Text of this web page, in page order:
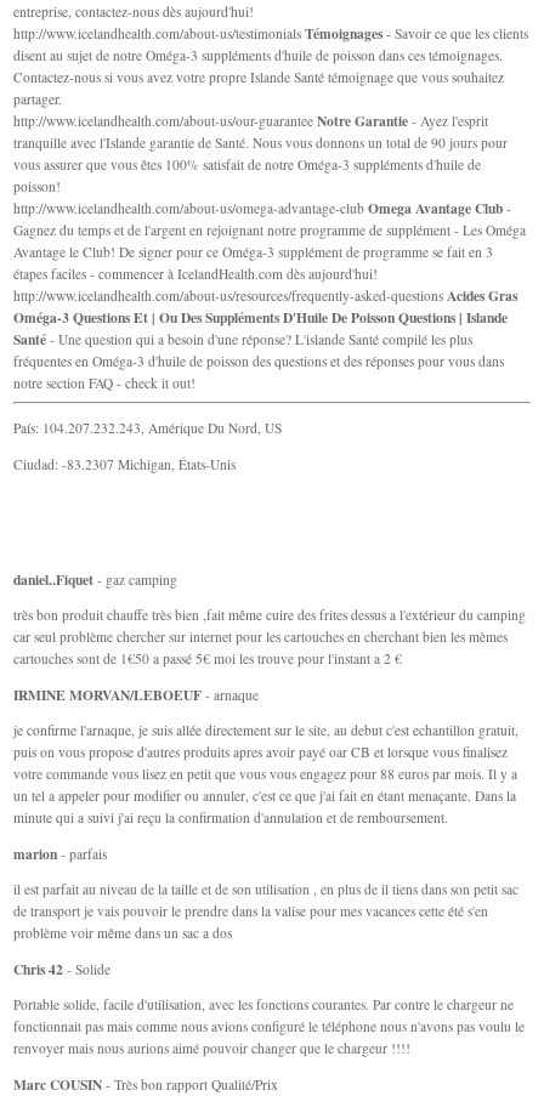
entreprise, contactez-nous dès aujourd'hui!
http://www.icelandhealth.com/about-us/testimonialsTémoignages - Savoir ce que les clients
disent au sujet de notre Oméga-3 suppléments d'huile de poisson dans ces témoignages.
Contactez-nous si vous avez votre propre Islande Santé témoignage que vous souhaitez
partager.
http://www.icelandhealth.com/about-us/our-guaranteeNotre Garantie - Ayez l'esprit
tranquille avec l'Islande garantie de Santé. Nous vous donnons un total de 90 jours pour
vous assurer que vous êtes 100% satisfait de notre Oméga-3 suppléments d'huile de
poisson!
http://www.icelandhealth.com/about-us/omega-advantage-clubOmega Avantage Club -
Gagnez du temps et de l'argent en rejoignant notre programme de supplément - Les Oméga
Avantage le Club! De signer pour ce Oméga-3 supplément de programme se fait en 3
étapes faciles - commencer à IcelandHealth.com dès aujourd'hui!
http://www.icelandhealth.com/about-us/resources/frequently-asked-questions Acides Gras
Oméga-3 Questions Et | Ou Des Suppléments D'Huile De Poisson Questions | Islande
Santé - Une question qui a besoin d'une réponse? L'islande Santé compilé les plus
fréquentes en Oméga-3 d'huile de poisson des questions et des réponses pour vous dans
notre section FAQ - check it out!
País: 104.207.232.243, Amérique Du Nord, US
Ciudad: -83.2307 Michigan, États-Unis
daniel..Fiquet - gaz camping
très bon produit chauffe très bien ,fait même cuire des frites dessus a l'extérieur du camping
car seul problème chercher sur internet pour les cartouches en cherchant bien les mèmes
cartouches sont de 1€50 a passé 5€ moi les trouve pour l'instant a 2 €
IRMINE MORVAN/LEBOEUF - arnaque
je confirme l'arnaque, je suis allée directement sur le site, au debut c'est echantillon gratuit,
puis on vous propose d'autres produits apres avoir payé oar CB et lorsque vous finalisez
votre commande vous lisez en petit que vous vous engagez pour 88 euros par mois. Il y a
un tel a appeler pour modifier ou annuler, c'est ce que j'ai fait en étant menaçante. Dans la
minute qui a suivi j'ai reçu la confirmation d'annulation et de remboursement.
marion - parfais
il est parfait au niveau de la taille et de son utilisation , en plus de il tiens dans son petit sac
de transport je vais pouvoir le prendre dans la valise pour mes vacances cette été s'en
problème voir même dans un sac a dos
Chris 42 - Solide
Portable solide, facile d'utilisation, avec les fonctions courantes. Par contre le chargeur ne
fonctionnait pas mais comme nous avions configuré le téléphone nous n'avons pas voulu le
renvoyer mais nous aurions aimé pouvoir changer que le chargeur !!!!
Marc COUSIN - Très bon rapport Qualité/Prix